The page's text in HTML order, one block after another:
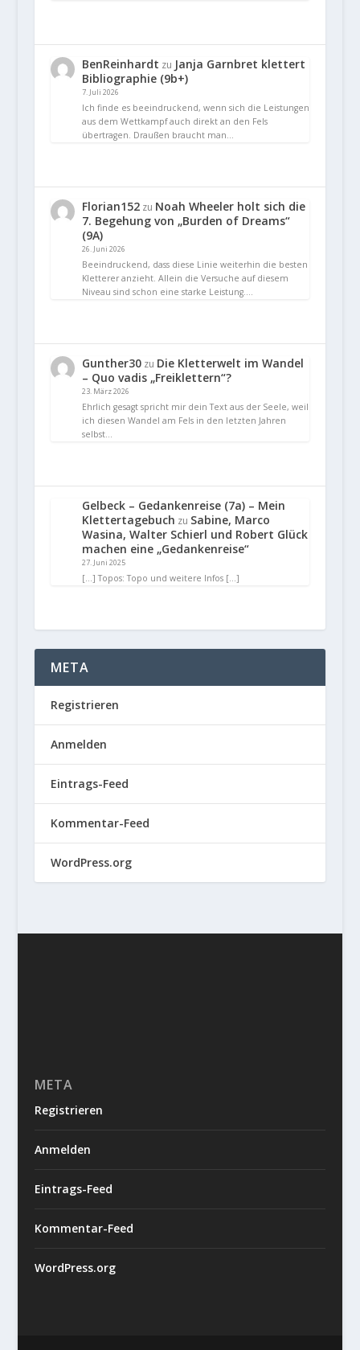
BenReinhardt zu Janja Garnbret klettert
Bibliographie (9b+)
7. Juli 2026
Ich finde es beeindruckend, wenn sich die Leistungen
aus dem Wettkampf auch direkt an den Fels
übertragen. Draußen braucht man…
Florian152zu Noah Wheeler holt sich die
7. Begehung von „Burden of Dreams“
(9A)
26. Juni 2026
Beeindruckend, dass diese Linie weiterhin die besten
Kletterer anzieht. Allein die Versuche auf diesem
Niveau sind schon eine starke Leistung.…
Gunther30zu Die Kletterwelt im Wandel
– Quo vadis „Freiklettern“?
23. März 2026
Ehrlich gesagt spricht mir dein Text aus der Seele, weil
ich diesen Wandel am Fels in den letzten Jahren
selbst…
Gelbeck – Gedankenreise (7a) – Mein
Klettertagebuch zu Sabine, Marco
Wasina, Walter Schierl und Robert Glück
machen eine „Gedankenreise“
27. Juni 2025
[…] Topos: Topo und weitere Infos […]
META
Registrieren
Anmelden
Eintrags-Feed
Kommentar-Feed
WordPress.org
META
Registrieren
Anmelden
Eintrags-Feed
Kommentar-Feed
WordPress.org